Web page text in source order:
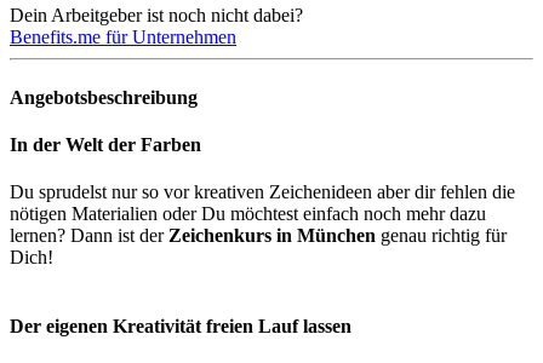
Dein Arbeitgeber ist noch nicht dabei?
Benefits.me für Unternehmen
Angebotsbeschreibung
In der Welt der Farben
Du sprudelst nur so vor kreativen Zeichenideen aber dir fehlen die
nötigen Materialien oder Du möchtest einfach noch mehr dazu
lernen? Dann ist der Zeichenkurs in München genau richtig für
Dich!
Der eigenen Kreativität freien Lauf lassen